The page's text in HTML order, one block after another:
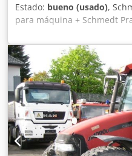
Estado: bueno (usado),
para máquina + Schmedt
Fabricados en 2022.
para encuadernar libros
para su funcionamiento. La
hojas para encuadernar en
aplicadores de adhesivo,
adhesivo. Formato: Altura
del bloque: 110 – 450 mm
Tasa de producción:
unidades/hora
eléctrica: 230 V Peso: 300